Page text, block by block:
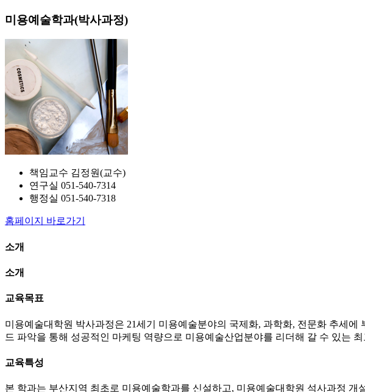
미용예술학과(박사과정)
책임교수 김정원(교수)
연구실 051-540-7314
행정실 051-540-7318
홈페이지 바로가기
소개
소개
교육목표
미용예술대학원 박사과정은 21세기 미용예술분야의 국제화, 과학화, 전문화 추세
드 파악을 통해 성공적인 마케팅 역량으로 미용예술산업분야를 리더해 갈 수 있는
교육특성
본 학과는 부산지역 최초로 미용예술학과를 신설하고, 미용예술대학원 석사과정